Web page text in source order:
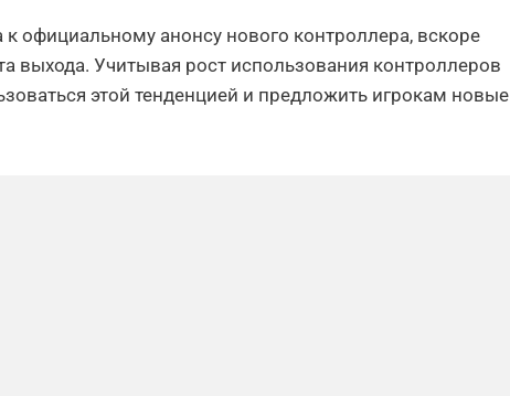
к официальному анонсу нового контроллера, вскоре
выхода. Учитывая рост использования контроллеров
этой тенденцией и предложить игрокам новые